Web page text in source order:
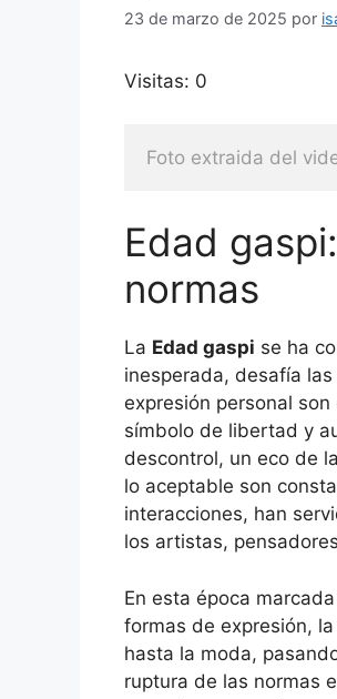
23 de marzo de 2025 por
Visitas: 0
Foto extraida del
Edad
normas
La Edad gaspi se ha
inesperada, desafía
expresión personal
símbolo de libertad y
descontrol, un eco de
lo aceptable son
interacciones, han
los artistas,
En esta época
formas de expresión,
hasta la moda,
ruptura de las normas